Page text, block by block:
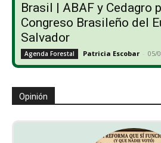
Brasil | ABAF y Cedagro
Congreso Brasileño del
Salvador
Agenda Forestal Patricia Escobar - 05/
Opinión